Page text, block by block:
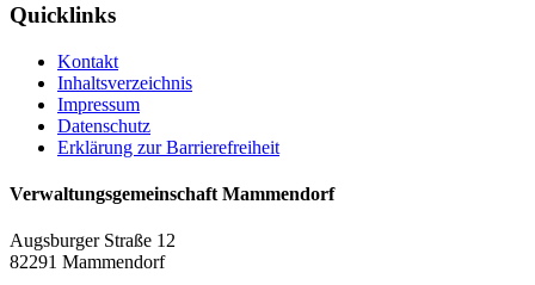
Quicklinks
Kontakt
Inhaltsverzeichnis
Impressum
Datenschutz
Erklärung zur Barrierefreiheit
Verwaltungsgemeinschaft Mammendorf
Augsburger Straße 12
82291 Mammendorf